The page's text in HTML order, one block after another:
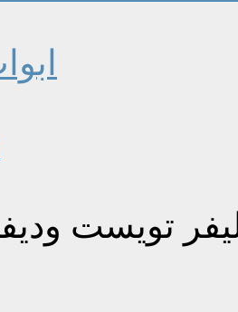
تويست